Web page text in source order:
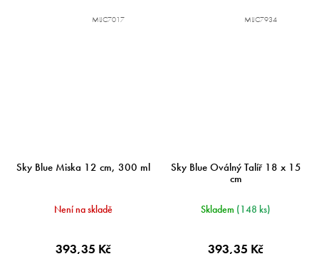
Sky Blue Miska 12 cm, 300 ml
Není na skladě
393,35 Kč
MIJC7017
Sky Blue Oválný Talíř 18 x 15
cm
Skladem (148 ks)
393,35 Kč
MIJC7934